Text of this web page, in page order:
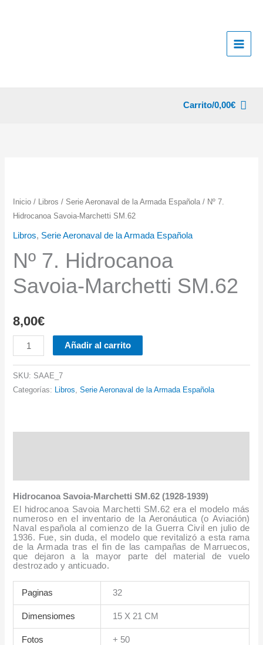
Carrito/0,00€
Inicio / Libros / Serie Aeronaval de la Armada Española / Nº 7.
Hidrocanoa Savoia-Marchetti SM.62
Libros, Serie Aeronaval de la Armada Española
Nº 7. Hidrocanoa
Savoia-Marchetti SM.62
8,00€
7.
Hidrocanoa
Savoia-
Añadir al carrito
SKU: SAAE_7
Categorías: Libros,Serie Aeronaval de la Armada Española
Hidrocanoa Savoia-Marchetti SM.62 (1928-1939)
El hidrocanoa Savoia Marchetti SM.62 era el modelo más
numeroso en el inventario de la Aeronáutica (o Aviación)
Naval española al comienzo de la Guerra Civil en julio de
1936. Fue, sin duda, el modelo que revitalizó a esta rama
de la Armada tras el fin de las campañas de Marruecos,
que dejaron a la mayor parte del material de vuelo
destrozado y anticuado.
Paginas 32
Dimensiomes 15 X 21 CM
Fotos + 50